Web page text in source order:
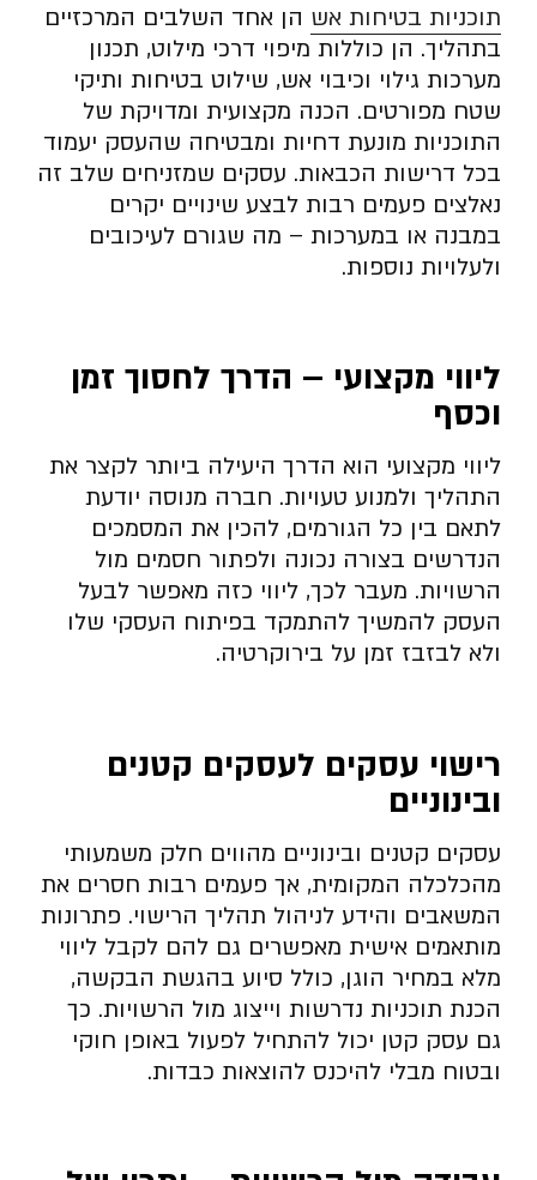
תוכניות בטיחות אש הן אחד השלבים המרכזיים
בתהליך. הן כוללות מיפוי דרכי מילוט, תכנון
מערכות גילוי וכיבוי אש, שילוט בטיחות ותיקי
שטח מפורטים. הכנה מקצועית ומדויקת של
התוכניות מונעת דחיות ומבטיחה שהעסק יעמוד
בכל דרישות הכבאות. עסקים שמזניחים שלב זה
נאלצים פעמים רבות לבצע שינויים יקרים
במבנה או במערכות – מה שגורם לעיכובים
ולעלויות נוספות.
ליווי מקצועי – הדרך לחסוך זמן
וכסף
ליווי מקצועי הוא הדרך היעילה ביותר לקצר את
התהליך ולמנוע טעויות. חברה מנוסה יודעת
לתאם בין כל הגורמים, להכין את המסמכים
הנדרשים בצורה נכונה ולפתור חסמים מול
הרשויות. מעבר לכך, ליווי כזה מאפשר לבעל
העסק להמשיך להתמקד בפיתוח העסקי שלו
ולא לבזבז זמן על בירוקרטיה.
רישוי עסקים לעסקים קטנים
ובינוניים
עסקים קטנים ובינוניים מהווים חלק משמעותי
מהכלכלה המקומית, אך פעמים רבות חסרים את
המשאבים והידע לניהול תהליך הרישוי. פתרונות
מותאמים אישית מאפשרים גם להם לקבל ליווי
מלא במחיר הוגן, כולל סיוע בהגשת הבקשה,
הכנת תוכניות נדרשות וייצוג מול הרשויות. כך
גם עסק קטן יכול להתחיל לפעול באופן חוקי
ובטוח מבלי להיכנס להוצאות כבדות.